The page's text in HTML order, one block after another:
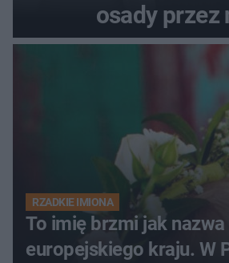
osady przez
RZADKIE IMIONA
To imię brzmi jak nazwa
europejskiego kraju. W